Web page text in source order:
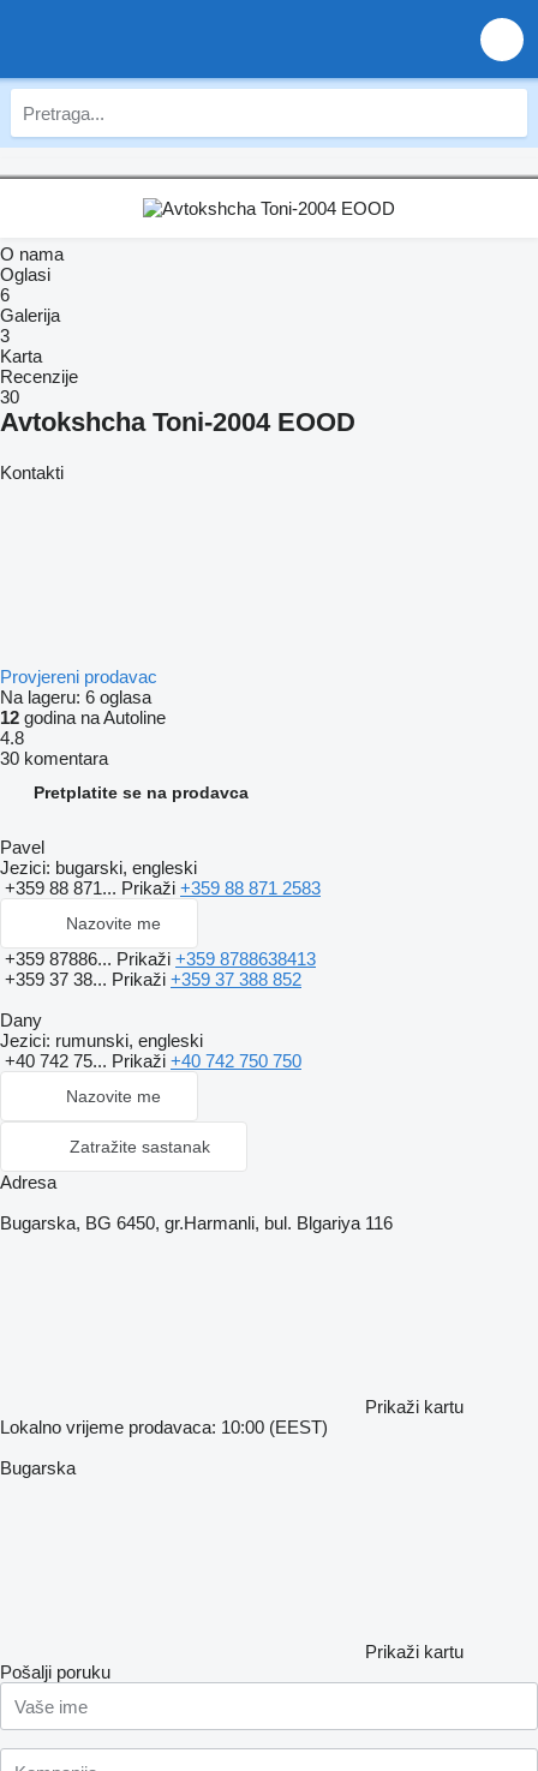
O nama
Oglasi
6
Galerija
3
Karta
Recenzije
30
Avtokshcha Toni-2004 EOOD
Kontakti
Provjereni prodavac
Na lageru: 6 oglasa
12 godina na Autoline
4.8
30 komentara
Pretplatite se na prodavca
Pavel
Jezici: bugarski, engleski
+359 88 871... Prikaži +359 88 871 2583
Nazovite me
+359 87886... Prikaži +359 8788638413
+359 37 38... Prikaži +359 37 388 852
Dany
Jezici: rumunski, engleski
+40 742 75... Prikaži +40 742 750 750
Nazovite me
Zatražite sastanak
Adresa
Bugarska, BG 6450, gr.Harmanli, bul. Blgariya 116
Prikaži kartu
Lokalno vrijeme prodavaca: 10:00 (EEST)
Bugarska
Prikaži kartu
Pošalji poruku